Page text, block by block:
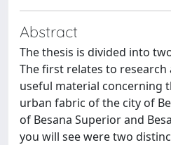
Abstract
The thesis is divided into
The first relates to
useful material concerning
urban fabric of the city of
of Besana Superior and
you will see were two